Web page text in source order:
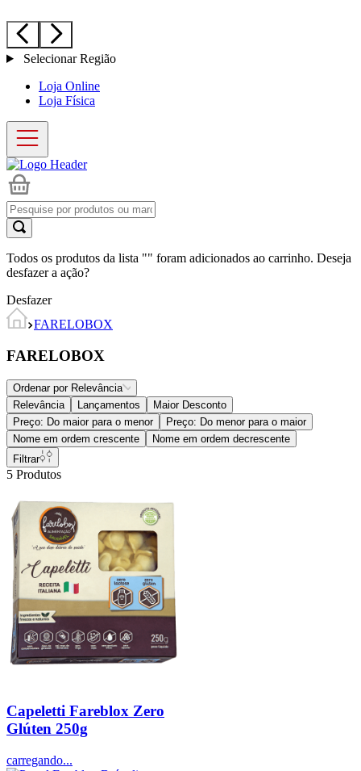
Selecionar Região
Loja Online
Loja Física
Todos os produtos da lista "" foram adicionados ao carrinho. Deseja
desfazer a ação?
Desfazer
FARELOBOX
FARELOBOX
Ordenar por Relevância
Relevância
Lançamentos
Maior Desconto
Preço: Do maior para o menor
Preço: Do menor para o maior
Nome em ordem crescente
Nome em ordem decrescente
Filtrar
5 Produtos
Capeletti Fareblox Zero
Glúten 250g
carregando...